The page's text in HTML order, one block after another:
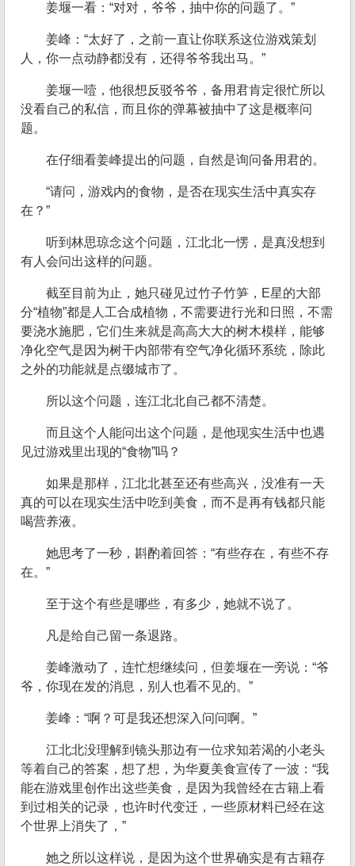
姜堰一看：“对对，爷爷，抽中你的问题了。”
姜峰：“太好了，之前一直让你联系这位游戏策划
人，你一点动静都没有，还得爷爷我出马。”
姜堰一噎，他很想反驳爷爷，备用君肯定很忙所以
没看自己的私信，而且你的弹幕被抽中了这是概率问
题。
在仔细看姜峰提出的问题，自然是询问备用君的。
“请问，游戏内的食物，是否在现实生活中真实存
在？”
听到林思琼念这个问题，江北北一愣，是真没想到
有人会问出这样的问题。
截至目前为止，她只碰见过竹子竹笋，E星的大部
分“植物”都是人工合成植物，不需要进行光和日照，不需
要浇水施肥，它们生来就是高高大大的树木模样，能够
净化空气是因为树干内部带有空气净化循环系统，除此
之外的功能就是点缀城市了。
所以这个问题，连江北北自己都不清楚。
而且这个人能问出这个问题，是他现实生活中也遇
见过游戏里出现的“食物”吗？
如果是那样，江北北甚至还有些高兴，没准有一天
真的可以在现实生活中吃到美食，而不是再有钱都只能
喝营养液。
她思考了一秒，斟酌着回答：“有些存在，有些不存
在。”
至于这个有些是哪些，有多少，她就不说了。
凡是给自己留一条退路。
姜峰激动了，连忙想继续问，但姜堰在一旁说：“爷
爷，你现在发的消息，别人也看不见的。”
姜峰：“啊？可是我还想深入问问啊。”
江北北没理解到镜头那边有一位求知若渴的小老头
等着自己的答案，想了想，为华夏美食宣传了一波：“我
能在游戏里创作出这些美食，是因为我曾经在古籍上看
到过相关的记录，也许时代变迁，一些原材料已经在这
个世界上消失了，”
她之所以这样说，是因为这个世界确实是有古籍存